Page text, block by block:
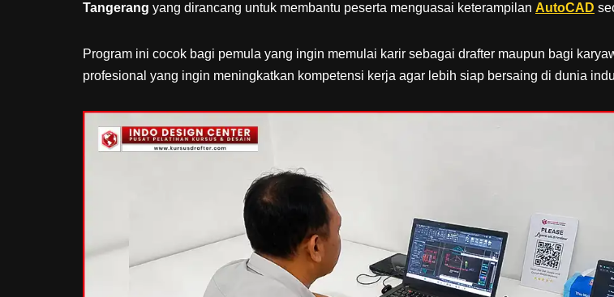
Tangerang yang dirancang untuk membantu peserta menguasai keterampilan AutoCAD
Program ini cocok bagi pemula yang ingin memulai karir sebagai drafter maupun bagi
profesional yang ingin meningkatkan kompetensi kerja agar lebih siap bersaing di dunia